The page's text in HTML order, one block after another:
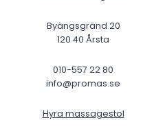
Byängsgränd 20
120 40 Årsta
010-557 22 80
info@promas.se
Hyra massagestol